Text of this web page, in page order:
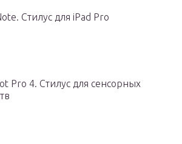
Стилус для iPad Pro
Pro 4. Стилус для сенсорных